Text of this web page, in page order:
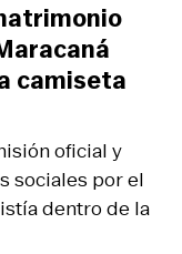
oficial y
sociales por el
dentro de la
camiseta